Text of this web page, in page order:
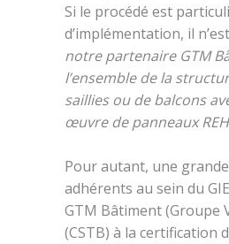
Si le procédé est
d’implémentation, il n’est
notre partenaire GTM
l’ensemble de la
saillies ou de balcons
œuvre de panneaux
Pour autant, une
adhérents au sein du
GTM Bâtiment (Groupe
(CSTB) à la certification